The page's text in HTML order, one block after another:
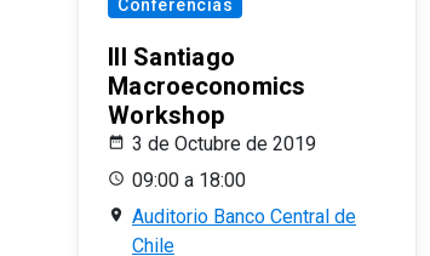
Conferencias
III Santiago
Macroeconomics
Workshop
3 de Octubre de 2019
09:00 a 18:00
Auditorio Banco Central de
Chile